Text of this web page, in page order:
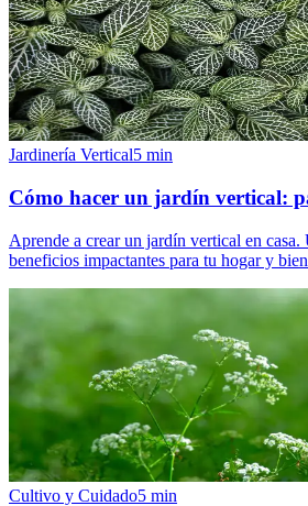
Jardinería Vertical5 min
Cómo hacer un jardín vertical:
Aprende a crear un jardín vertical en casa.
beneficios impactantes para tu hogar y
Cultivo y Cuidado5 min